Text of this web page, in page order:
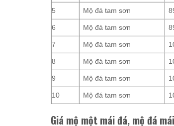
5 Mộ đá tam sơn
6 Mộ đá tam sơn
7 Mộ đá tam sơn
8 Mộ đá tam sơn
9 Mộ đá tam sơn
10 Mộ đá tam sơn
Giá mộ một mái đá, mộ đá